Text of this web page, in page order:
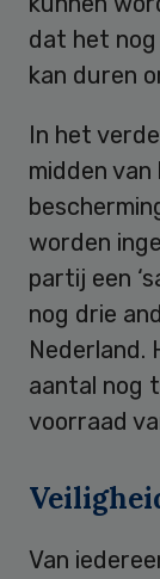
dat het
kan duren
In het
midden van
worden
partij een
nog drie
aantal nog
voorraad
Van